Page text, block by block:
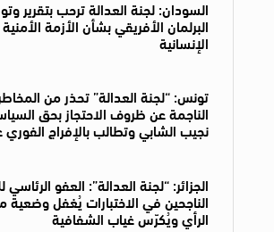
السودان: لجنة العدالة ترحب بتقرير
البرلمان الأفريقي بشأن الأزمة الأمنية
الإنسانية
تونس: “لجنة العدالة” تحذر من
الناجمة عن ظروف الاحتجاز بحق
نجيب الشابي وتطالب بالإفراج الفوري
الجزائر: “لجنة العدالة”: العفو
الناجحين في الاختبارات يُغفل وضعية
الرأي ويُكرّس غياب الشفافية